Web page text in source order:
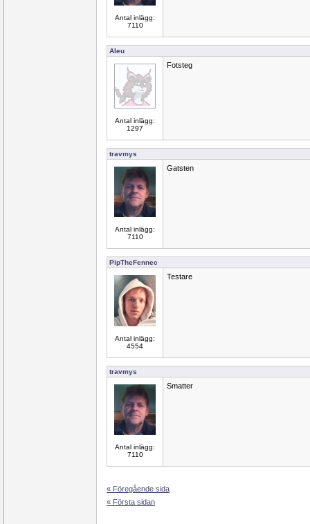
Antal inlägg:
7110
Aleu
Antal inlägg:
1297
Fotsteg
travmys
Antal inlägg:
7110
Gatsten
PipTheFennec
Antal inlägg:
4554
Testare
travmys
Antal inlägg:
7110
Smatter
« Föregående sida
« Första sidan